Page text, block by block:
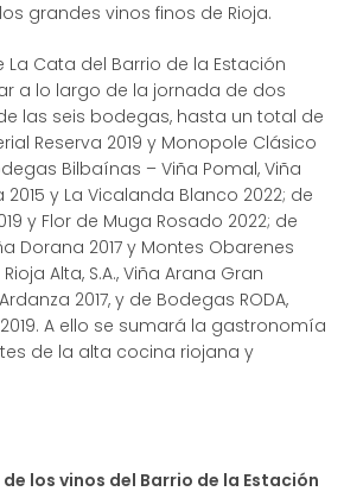
grandes vinos finos de Rioja.
Cata del Barrio de la Estación
a lo largo de la jornada de dos
las seis bodegas, hasta un total de
Reserva 2019 y Monopole Clásico
Bilbaínas – Viña Pomal, Viña
2015 y La Vicalanda Blanco 2022; de
y Flor de Muga Rosado 2022; de
Dorana 2017 y Montes Obarenes
Alta, S.A., Viña Arana Gran
2017, y de Bodegas RODA,
2019. A ello se sumará la gastronomía
de la alta cocina riojana y
los vinos del Barrio de la Estación